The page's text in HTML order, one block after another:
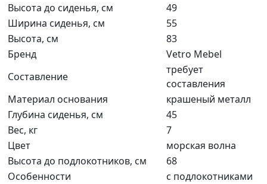
Высота до сиденья, см
49
Ширина сиденья, см
55
Высота, см
83
Бренд
Vetro Mebel
Составление
требует
составления
Материал основания
крашеный металл
Глубина сиденья, см
45
Вес, кг
7
Цвет
морская волна
Высота до подлокотников, см
68
Особенности
с подлокотниками